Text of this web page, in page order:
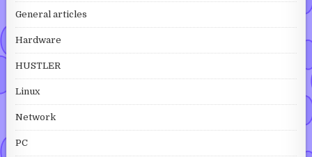
General articles
Hardware
HUSTLER
Linux
Network
PC